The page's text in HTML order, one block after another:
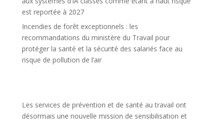
est reportée à 2027
Incendies de forêt exceptionnels : les
recommandations du ministère du Travail pour
protéger la santé et la sécurité des salariés face au
risque de pollution de l’air
Les services de prévention et de santé au travail ont
désormais une nouvelle mission de sensibilisation et